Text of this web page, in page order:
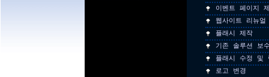
이벤트 페이지
웹사이트 리뉴얼
플래시 제작
기존 솔루션 보
플래시 수정 및
로고 변경